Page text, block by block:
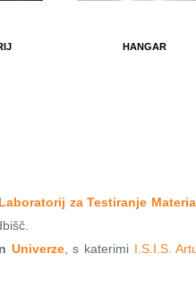
HANGAR
Laboratorij za Testiranje
Univerze, s katerimi I.S.I.S.